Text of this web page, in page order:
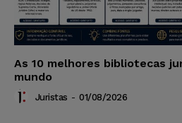
As 10 melhores bibliotecas
mundo
Juristas - 01/08/2026